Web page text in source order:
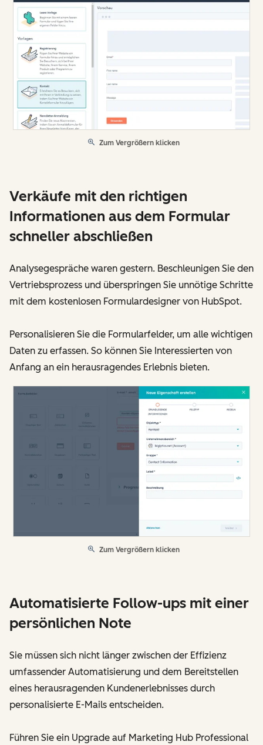
Zum Vergrößern klicken
Verkäufe mit den richtigen
Informationen aus dem Formular
schneller abschließen
Analysegespräche waren gestern. Beschleunigen Sie den
Vertriebsprozess und überspringen Sie unnötige Schritte
mit dem kostenlosen Formulardesigner von HubSpot.
Personalisieren Sie die Formularfelder, um alle wichtigen
Daten zu erfassen. So können Sie Interessierten von
Anfang an ein herausragendes Erlebnis bieten.
Zum Vergrößern klicken
Automatisierte Follow-ups mit einer
persönlichen Note
Sie müssen sich nicht länger zwischen der Effizienz
umfassender Automatisierung und dem Bereitstellen
eines herausragenden Kundenerlebnisses durch
personalisierte E-Mails entscheiden.
Führen Sie ein Upgrade auf Marketing Hub Professional